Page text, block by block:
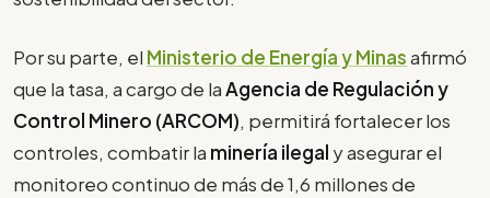
Por su parte, el Ministerio de Energía y Minasafirmó
que la tasa, a cargo de laAgencia de Regulación y
Control Minero (ARCOM), permitirá fortalecer los
controles, combatir la minería ilegal y asegurar el
monitoreo continuo de más de 1,6 millones de